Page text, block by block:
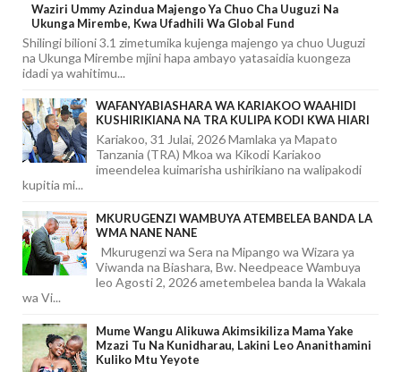
Waziri Ummy Azindua Majengo Ya Chuo Cha Uuguzi Na
Ukunga Mirembe, Kwa Ufadhili Wa Global Fund
Shilingi bilioni 3.1 zimetumika kujenga majengo ya chuo Uuguzi
na Ukunga Mirembe mjini hapa ambayo yatasaidia kuongeza
idadi ya wahitimu...
WAFANYABIASHARA WA KARIAKOO WAAHIDI
KUSHIRIKIANA NA TRA KULIPA KODI KWA HIARI
Kariakoo, 31 Julai, 2026 Mamlaka ya Mapato
Tanzania (TRA) Mkoa wa Kikodi Kariakoo
imeendelea kuimarisha ushirikiano na walipakodi
kupitia mi...
MKURUGENZI WAMBUYA ATEMBELEA BANDA LA
WMA NANE NANE
Mkurugenzi wa Sera na Mipango wa Wizara ya
Viwanda na Biashara, Bw. Needpeace Wambuya
leo Agosti 2, 2026 ametembelea banda la Wakala
wa Vi...
Mume Wangu Alikuwa Akimsikiliza Mama Yake
Mzazi Tu Na Kunidharau, Lakini Leo Ananithamini
Kuliko Mtu Yeyote